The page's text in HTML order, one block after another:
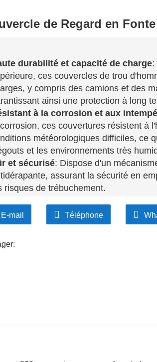
de Regard en
durabilité et capacité de charge:
ces couvercles de trou
y compris des camions et des
ainsi une protection à long
à la corrosion et aux
corrosion, ces couvertures résistent à
météorologiques difficiles, ce
et les environnements très
et sécurisé: Dispose d'un
assurant la sécurité en
risques de trébuchement.
rapides dans divers
industrielles et
et rentable
E-mail Téléphone